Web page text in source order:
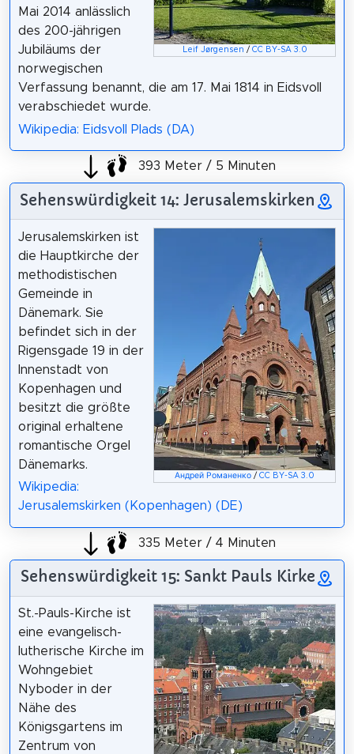
Leif Jørgensen / CC BY-SA 3.0
Mai 2014 anlässlich
des 200-jährigen
Jubiläums der
norwegischen
Verfassung benannt, die am 17. Mai 1814 in Eidsvoll
verabschiedet wurde.
Wikipedia: Eidsvoll Plads (DA)
393 Meter / 5 Minuten
Sehenswürdigkeit 14: Jerusalemskirken
Андрей Романенко /CC BY-SA 3.0
Jerusalemskirken ist
die Hauptkirche der
methodistischen
Gemeinde in
Dänemark. Sie
befindet sich in der
Rigensgade 19 in der
Innenstadt von
Kopenhagen und
besitzt die größte
original erhaltene
romantische Orgel
Dänemarks.
Wikipedia:
Jerusalemskirken (Kopenhagen) (DE)
335 Meter / 4 Minuten
Sehenswürdigkeit 15: Sankt Pauls Kirke
St.-Pauls-Kirche ist
eine evangelisch-
lutherische Kirche im
Wohngebiet
Nyboder in der
Nähe des
Königsgartens im
Zentrum von